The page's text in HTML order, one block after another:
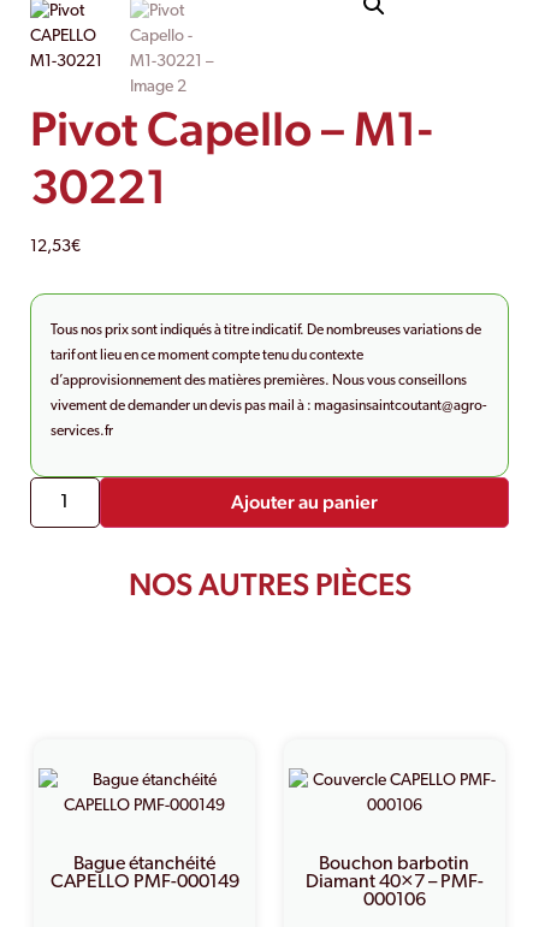
Pivot Capello – M1-
30221
12,53€
Tous nos prix sont indiqués à titre indicatif. De nombreuses variations de
tarif ont lieu en ce moment compte tenu du contexte
d’approvisionnement des matières premières. Nous vous conseillons
vivement de demander un devis pas mail à : magasinsaintcoutant@agro-
services.fr
Ajouter au panier
NOS AUTRES PIÈCES
Bague étanchéité
CAPELLO PMF-000149
Bouchon barbotin
Diamant 40×7 – PMF-
000106